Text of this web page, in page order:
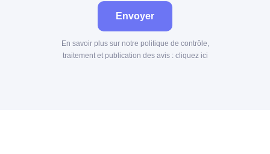
Envoyer
En savoir plus sur notre politique de contrôle,
traitement et publication des avis : cliquez ici